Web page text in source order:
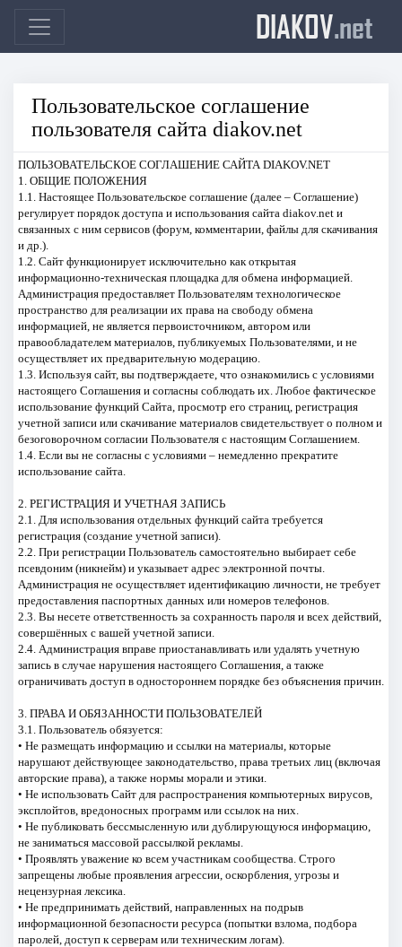
DIAKOV.net
Пользовательское соглашение
пользователя сайта diakov.net
ПОЛЬЗОВАТЕЛЬСКОЕ СОГЛАШЕНИЕ САЙТА DIAKOV.NET
1. ОБЩИЕ ПОЛОЖЕНИЯ
1.1. Настоящее Пользовательское соглашение (далее – Соглашение)
регулирует порядок доступа и использования сайта diakov.net и
связанных с ним сервисов (форум, комментарии, файлы для скачивания
и др.).
1.2. Сайт функционирует исключительно как открытая
информационно-техническая площадка для обмена информацией.
Администрация предоставляет Пользователям технологическое
пространство для реализации их права на свободу обмена
информацией, не является первоисточником, автором или
правообладателем материалов, публикуемых Пользователями, и не
осуществляет их предварительную модерацию.
1.3. Используя сайт, вы подтверждаете, что ознакомились с условиями
настоящего Соглашения и согласны соблюдать их. Любое фактическое
использование функций Сайта, просмотр его страниц, регистрация
учетной записи или скачивание материалов свидетельствует о полном и
безоговорочном согласии Пользователя с настоящим Соглашением.
1.4. Если вы не согласны с условиями – немедленно прекратите
использование сайта.
2. РЕГИСТРАЦИЯ И УЧЕТНАЯ ЗАПИСЬ
2.1. Для использования отдельных функций сайта требуется
регистрация (создание учетной записи).
2.2. При регистрации Пользователь самостоятельно выбирает себе
псевдоним (никнейм) и указывает адрес электронной почты.
Администрация не осуществляет идентификацию личности, не требует
предоставления паспортных данных или номеров телефонов.
2.3. Вы несете ответственность за сохранность пароля и всех действий,
совершённых с вашей учетной записи.
2.4. Администрация вправе приостанавливать или удалять учетную
запись в случае нарушения настоящего Соглашения, а также
ограничивать доступ в одностороннем порядке без объяснения причин.
3. ПРАВА И ОБЯЗАННОСТИ ПОЛЬЗОВАТЕЛЕЙ
3.1. Пользователь обязуется:
• Не размещать информацию и ссылки на материалы, которые
нарушают действующее законодательство, права третьих лиц (включая
авторские права), а также нормы морали и этики.
• Не использовать Сайт для распространения компьютерных вирусов,
эксплойтов, вредоносных программ или ссылок на них.
• Не публиковать бессмысленную или дублирующуюся информацию,
не заниматься массовой рассылкой рекламы.
• Проявлять уважение ко всем участникам сообщества. Строго
запрещены любые проявления агрессии, оскорбления, угрозы и
нецензурная лексика.
• Не предпринимать действий, направленных на подрыв
информационной безопасности ресурса (попытки взлома, подбора
паролей, доступ к серверам или техническим логам).